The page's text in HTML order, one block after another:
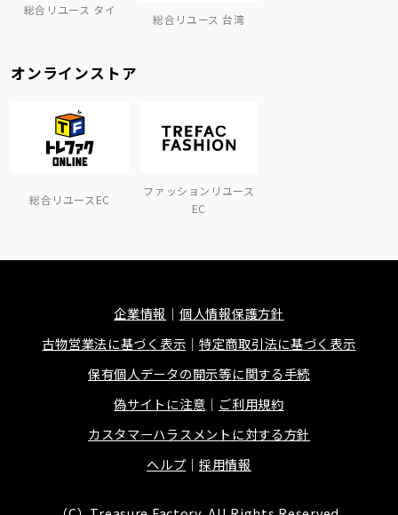
総合リユース タイ
総合リユース 台湾
オンラインストア
総合リユースEC
ファッションリユース
EC
企業情報
個人情報保護方針
古物営業法に基づく表示
特定商取引法に基づく表示
保有個人データの開示等に関する手続
偽サイトに注意
ご利用規約
カスタマーハラスメントに対する方針
ヘルプ
採用情報